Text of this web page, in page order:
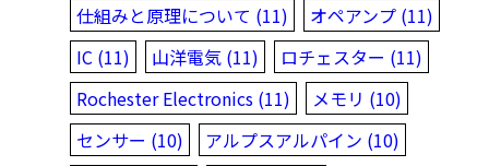
仕組みと原理について (11)
オペアンプ (11)
IC (11)
山洋電気 (11)
ロチェスター (11)
Rochester Electronics (11)
メモリ (10)
センサー (10)
アルプスアルパイン (10)